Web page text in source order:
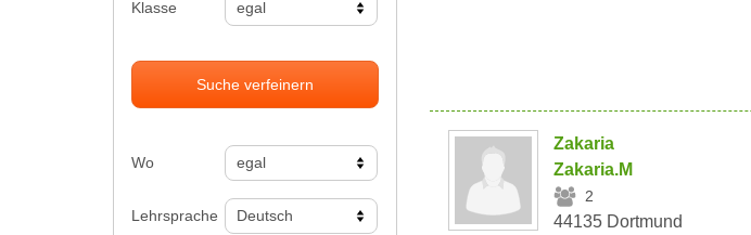
Klasse
Suche verfeinern
Wo
Lehrsprache
Zakaria
Zakaria.M
2
44135 Dortmund